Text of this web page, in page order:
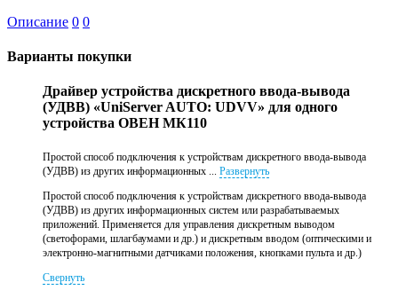
Описание 0 0
Варианты покупки
Драйвер устройства дискретного ввода-вывода
(УДВВ) «UniServer AUTO: UDVV» для одного
устройства ОВЕН МК110
Простой способ подключения к устройствам дискретного ввода-вывода
(УДВВ) из других информационных ... Развернуть
Простой способ подключения к устройствам дискретного ввода-вывода
(УДВВ) из других информационных систем или разрабатываемых
приложений. Применяется для управления дискретным выводом
(светофорами, шлагбаумами и др.) и дискретным вводом (оптическими и
электронно-магнитными датчиками положения, кнопками пульта и др.)
Свернуть